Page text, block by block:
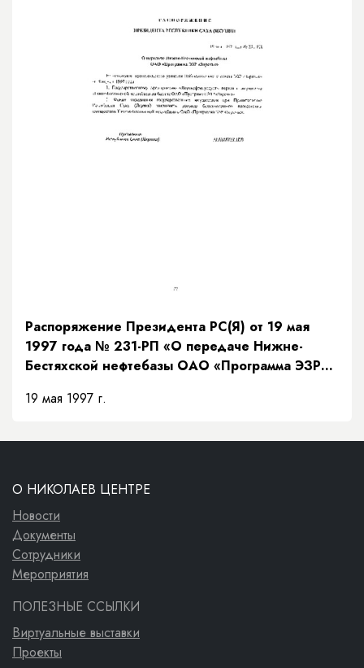
Распоряжение Президента РС(Я) от 19 мая
1997 года № 231-РП «О передаче Нижне-
Бестяхской нефтебазы ОАО «Программа ЭЗР
19 мая 1997 г.
О НИКОЛАЕВ ЦЕНТРЕ
Новости
Документы
Сотрудники
Мероприятия
ПОЛЕЗНЫЕ ССЫЛКИ
Виртуальные выставки
Проекты